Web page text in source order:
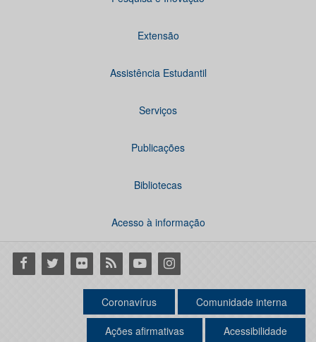
Extensão
Assistência Estudantil
Serviços
Publicações
Bibliotecas
Acesso à informação
Facebook
Twitter Flickr RSS YoutubeInstagram
Coronavírus Comunidade interna
Ações afirmativas Acessibilidade